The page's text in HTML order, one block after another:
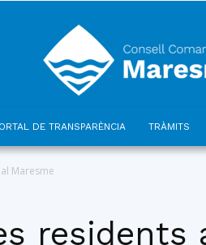
DE TRANSPARÈNCIA TRÀMITS
Maresme
residents